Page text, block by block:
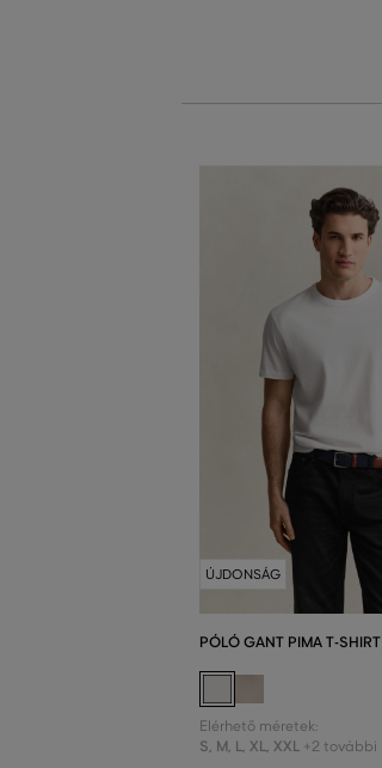
ÚJDONSÁG
PÓLÓ GANT PIMA T-SHIRT
Elérhető méretek:
S, M, L, XL, XXL +2 további